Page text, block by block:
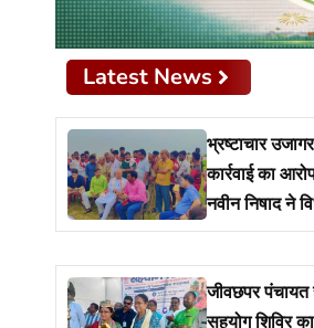
Latest News
भ्रष्टाचार
कार्रवाई का
नवीन निषाद ने
प्रशासन से
जीवछपर
सहयोग शिविर